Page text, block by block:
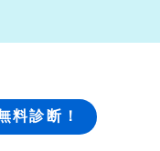
料診断！